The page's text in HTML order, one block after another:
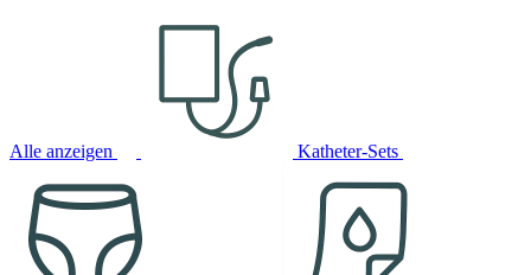
Alle anzeigen Katheter-Sets